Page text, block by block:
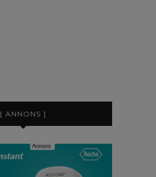
[ ANNONS ]